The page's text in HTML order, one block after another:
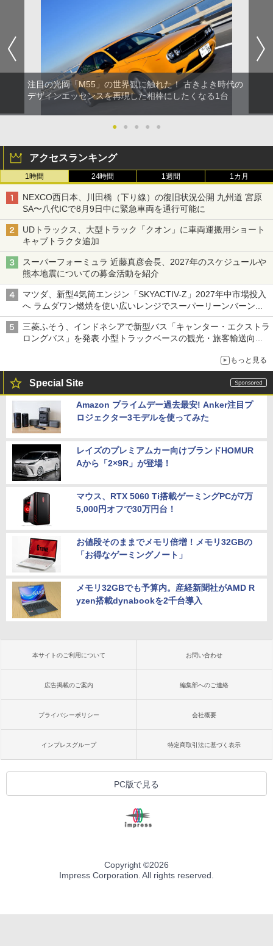
注目の光岡「M55」の世界観に触れた！ 古きよき時代の
デザインエッセンスを再現した相棒にしたくなる1台
● ● ● ● ●
アクセスランキング
1時間 24時間 1週間 1カ月
NEXCO西日本、川田橋（下り線）の復旧状況公開 九州道 宮原
SA〜八代ICで8月9日中に緊急車両を通行可能に
UDトラックス、大型トラック「クオン」に車両運搬用ショート
キャブトラクタ追加
スーパーフォーミュラ 近藤真彦会長、2027年のスケジュールや
熊本地震についての募金活動を紹介
マツダ、新型4気筒エンジン「SKYACTIV-Z」2027年中市場投入
へ ラムダワン燃焼を使い広いレンジでスーパーリーンバーン燃
焼を実現
三菱ふそう、インドネシアで新型バス「キャンター・エクストラ
ロングバス」を発表 小型トラックベースの観光・旅客輸送向け
もっと見る
Special Site
Amazon プライムデー過去最安! Anker注目プ
ロジェクター3モデルを使ってみた
レイズのプレミアムカー向けブランドHOMUR
Aから「2×9R」が登場！
マウス、RTX 5060 Ti搭載ゲーミングPCが7万
5,000円オフで30万円台！
お値段そのままでメモリ倍増！メモリ32GBの
「お得なゲーミングノート」
メモリ32GBでも予算内。産経新聞社がAMD R
yzen搭載dynabookを2千台導入
本サイトのご利用について お問い合わせ
広告掲載のご案内 編集部へのご連絡
プライバシーポリシー 会社概要
インプレスグループ 特定商取引法に基づく表示
PC版で見る
Copyright ©2026
Impress Corporation. All rights reserved.